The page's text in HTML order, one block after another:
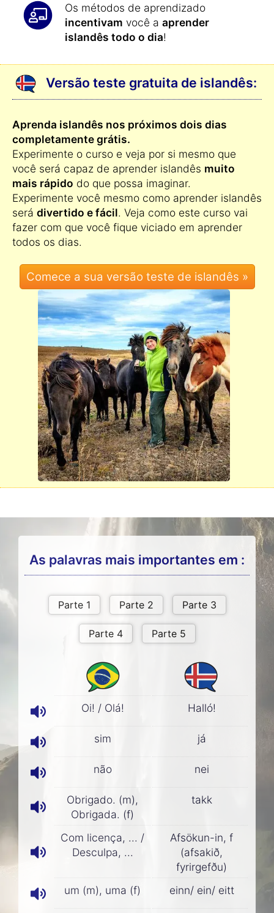
Os métodos de aprendizado
incentivam você a aprender
islandês todo o dia!
Versão teste gratuita de islandês:
Aprenda islandês nos próximos dois dias
completamente grátis.
Experimente o curso e veja por si mesmo que
você será capaz de aprender islandês muito
mais rápido do que possa imaginar.
Experimente você mesmo como aprender islandês
será divertido e fácil. Veja como este curso vai
fazer com que você fique viciado em aprender
todos os dias.
As palavras mais importantes em :
Oi! / Olá! Halló!
sim já
não nei
Obrigado. (m),
Obrigada. (f)
takk
Com licença, ... /
Desculpa, ...
Afsökun-in, f
(afsakið,
fyrirgefðu)
um (m), uma (f)
einn/ ein/ eitt